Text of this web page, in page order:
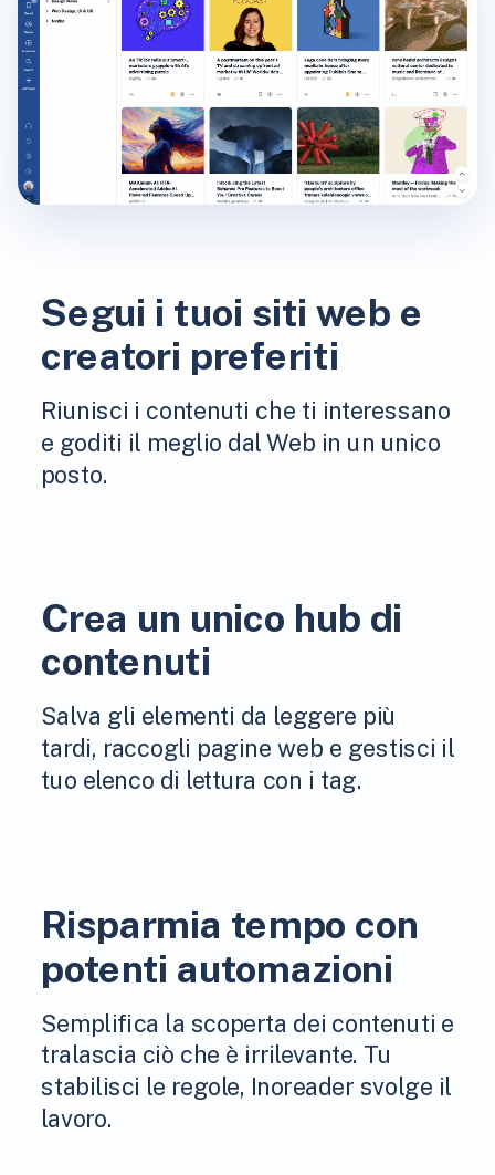
Segui i tuoi siti web e
creatori preferiti
Riunisci i contenuti che ti interessano
e goditi il ​​meglio dal Web in un unico
posto.
Crea un unico hub di
contenuti
Salva gli elementi da leggere più
tardi, raccogli pagine web e gestisci il
tuo elenco di lettura con i tag.
Risparmia tempo con
potenti automazioni
Semplifica la scoperta dei contenuti e
tralascia ciò che è irrilevante. Tu
stabilisci le regole, Inoreader svolge il
lavoro.